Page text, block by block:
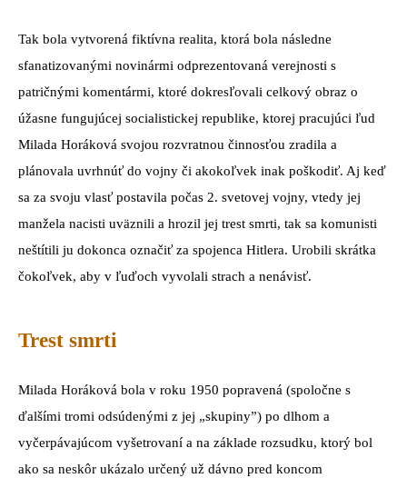
Tak bola vytvorená fiktívna realita, ktorá bola následne
sfanatizovanými novinármi odprezentovaná verejnosti s
patričnými komentármi, ktoré dokresľovali celkový obraz o
úžasne fungujúcej socialistickej republike, ktorej pracujúci ľud
Milada Horáková svojou rozvratnou činnosťou zradila a
plánovala uvrhnúť do vojny či akokoľvek inak poškodiť. Aj keď
sa za svoju vlasť postavila počas 2. svetovej vojny, vtedy jej
manžela nacisti uväznili a hrozil jej trest smrti, tak sa komunisti
neštítili ju dokonca označiť za spojenca Hitlera. Urobili skrátka
čokoľvek, aby v ľuďoch vyvolali strach a nenávisť.
Trest smrti
Milada Horáková bola v roku 1950 popravená (spoločne s
ďalšími tromi odsúdenými z jej „skupiny”) po dlhom a
vyčerpávajúcom vyšetrovaní a na základe rozsudku, ktorý bol
ako sa neskôr ukázalo určený už dávno pred koncom